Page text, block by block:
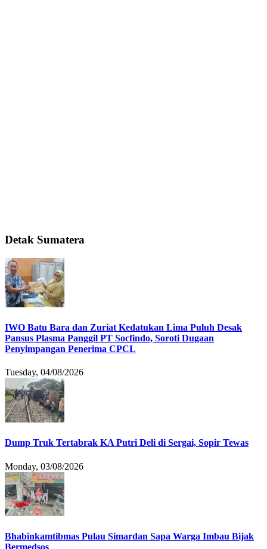
Detak Sumatera
IWO Batu Bara dan Zuriat Kedatukan Lima Puluh Desak
Pansus Plasma Panggil PT Socfindo, Soroti Dugaan
Penyimpangan Penerima CPCL
Tuesday, 04/08/2026
Dump Truk Tertabrak KA Putri Deli di Sergai, Sopir Tewas
Monday, 03/08/2026
Bhabinkamtibmas Pulau Simardan Sapa Warga Imbau Bijak
Bermedsos